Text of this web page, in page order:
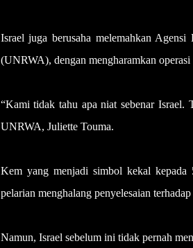
Israel juga berusaha melemahkan
(UNRWA), dengan mengharamkan
“Kami tidak tahu apa niat sebenar Israel.
UNRWA, Juliette Touma.
Kem yang menjadi simbol kekal kepada
pelarian menghalang penyelesaian
Namun, Israel sebelum ini tidak pernah